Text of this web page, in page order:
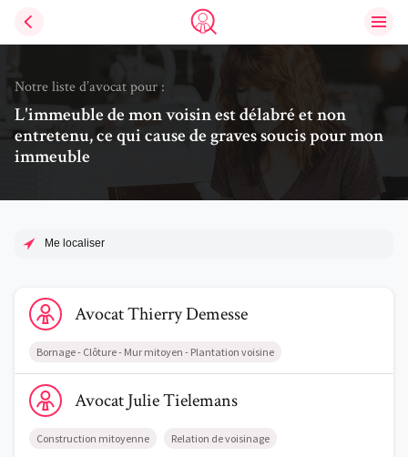
Trouve un avocat
Notre liste d’avocat pour :
L'immeuble de mon voisin est délabré et non
entretenu, ce qui cause de graves soucis pour mon
immeuble
Me localiser
Voir le profil de AvocatThierry Demesse
AvocatThierryDemesse
Bornage - Clôture - Mur mitoyen - Plantation voisine
Voir le profil de AvocatJulie Tielemans
AvocatJulieTielemans
Construction mitoyenne Relation de voisinage